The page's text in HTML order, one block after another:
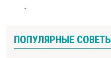
ПОПУЛЯРНЫЕ СОВЕТЫ